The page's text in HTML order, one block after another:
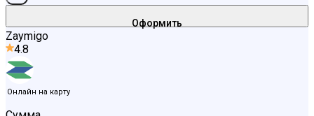
Оформить
Zaymigo
4.8
Онлайн на карту